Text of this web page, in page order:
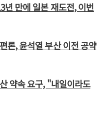
만에 일본 재도전, 이번
론, 윤석열 부산 이전 공약
약속 요구, "내일이라도